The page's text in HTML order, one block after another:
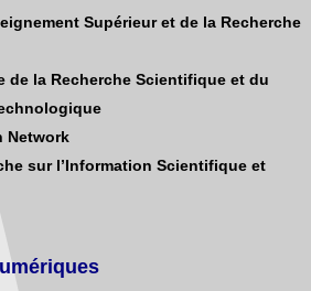
Supérieur et de la Recherche
de la Recherche Scientifique et du
Network
sur l’Information Scientifique et